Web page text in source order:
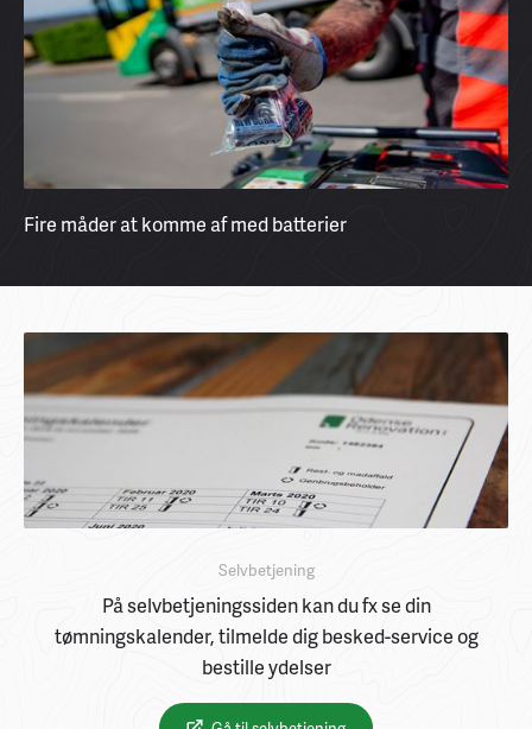
Fire måder at komme af med batterier
Selvbetjening
På selvbetjeningssiden kan du fx se din
tømningskalender, tilmelde dig besked-service og
bestille ydelser